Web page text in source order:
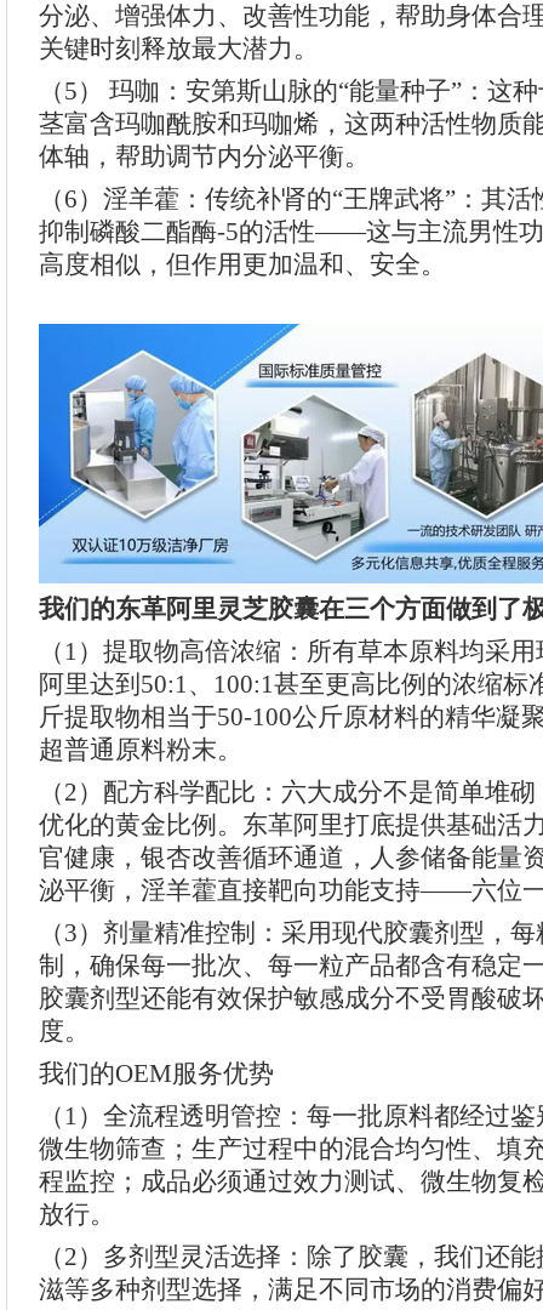
分泌、增强体力、改善性功能，帮助身体合
关键时刻释放最大潜力。
（5） 玛咖：安第斯山脉的“能量种子”：这
茎富含玛咖酰胺和玛咖烯，这两种活性物质
体轴，帮助调节内分泌平衡。
（6）淫羊藿：传统补肾的“王牌武将”：其
抑制磷酸二酯酶-5的活性——这与主流男性
高度相似，但作用更加温和、安全。
我们的东革阿里灵芝胶囊在三个方面做到了
（1）提取物高倍浓缩：所有草本原料均采
阿里达到50:1、100:1甚至更高比例的浓缩标
斤提取物相当于50-100公斤原材料的精华凝
超普通原料粉末。
（2）配方科学配比：六大成分不是简单堆
优化的黄金比例。东革阿里打底提供基础活
官健康，银杏改善循环通道，人参储备能量
泌平衡，淫羊藿直接靶向功能支持——六位
（3）剂量精准控制：采用现代胶囊剂型，
制，确保每一批次、每一粒产品都含有稳定
胶囊剂型还能有效保护敏感成分不受胃酸破
度。
我们的OEM服务优势
（1）全流程透明管控：每一批原料都经过
微生物筛查；生产过程中的混合均匀性、填
程监控；成品必须通过效力测试、微生物复
放行。
（2）多剂型灵活选择：除了胶囊，我们还
滋等多种剂型选择，满足不同市场的消费偏